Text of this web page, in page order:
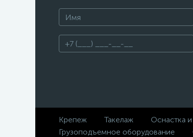
Крепеж Такелаж Оснастка
Грузоподъемное оборудование